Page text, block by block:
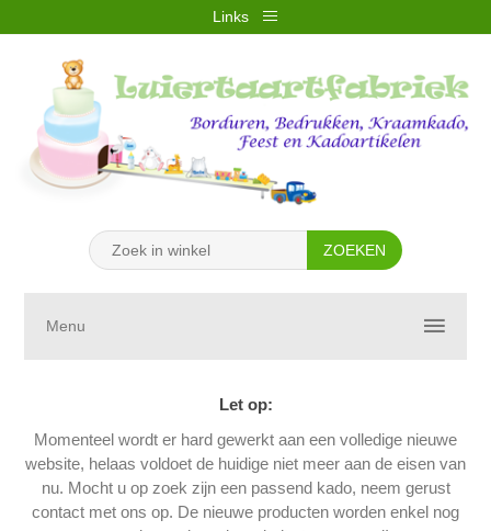
Links
REGISTREREN
WINKELWAGEN (0)
Menu
Let op:
Momenteel wordt er hard gewerkt aan een volledige nieuwe
website, helaas voldoet de huidige niet meer aan de eisen van
nu. Mocht u op zoek zijn een passend kado, neem gerust
contact met ons op. De nieuwe producten worden enkel nog